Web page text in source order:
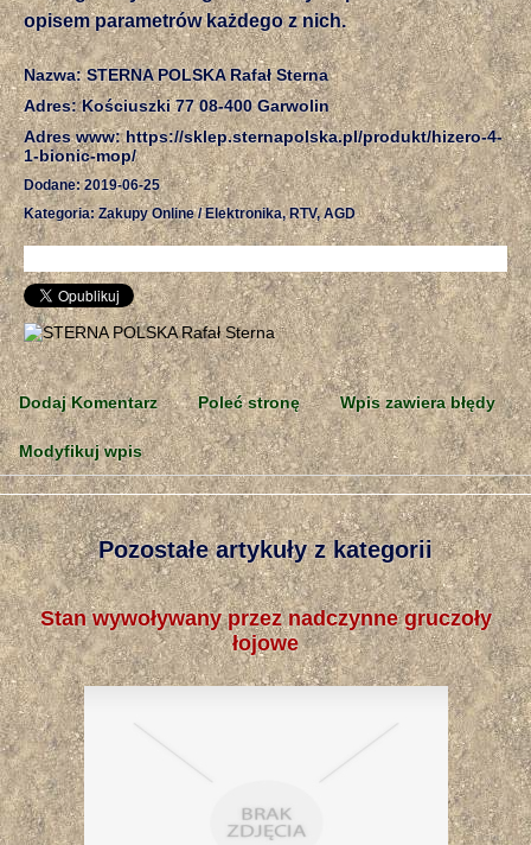
opisem parametrów każdego z nich.
Nazwa: STERNA POLSKA Rafał Sterna
Adres: Kościuszki 77 08-400 Garwolin
Adres www: https://sklep.sternapolska.pl/produkt/hizero-4-
1-bionic-mop/
Dodane: 2019-06-25
Kategoria: Zakupy Online / Elektronika, RTV, AGD
Dodaj Komentarz Poleć stronę Wpis zawiera błędy
Modyfikuj wpis
Pozostałe artykuły z kategorii
Stan wywoływany przez nadczynne gruczoły
łojowe